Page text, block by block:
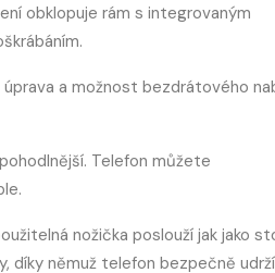
obklopuje rám s integrovaným
a možnost bezdrátového
Telefon můžete
nožička poslouží jak jako
díky němuž telefon bezpečně